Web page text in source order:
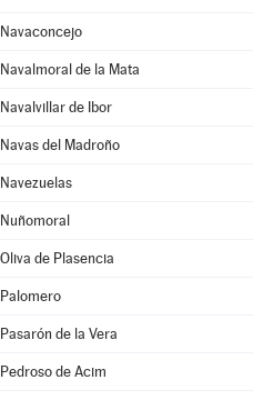
Navaconcejo
Navalmoral de la Mata
Navalvillar de Ibor
Navas del Madroño
Navezuelas
Nuñomoral
Oliva de Plasencia
Palomero
Pasarón de la Vera
Pedroso de Acim